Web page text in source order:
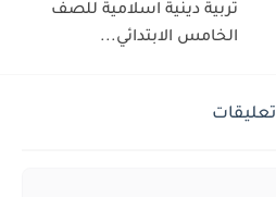
تربية دينية اسلامية للصف
الخامس الابتدائي...
تعليقات